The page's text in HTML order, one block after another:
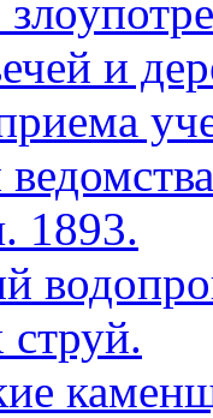
и
1893.